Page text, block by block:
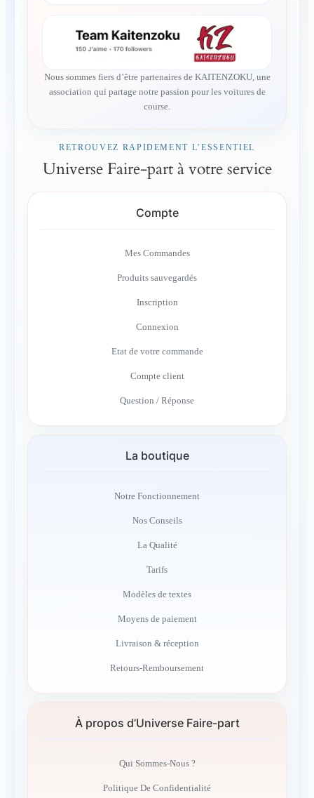
Nous sommes fiers d’être partenaires de KAITENZOKU, une
association qui partage notre passion pour les voitures de
course.
RETROUVEZ RAPIDEMENT L’ESSENTIEL
Universe Faire-part à votre service
Compte
Mes Commandes
Produits sauvegardés
Inscription
Connexion
Etat de votre commande
Compte client
Question / Réponse
La boutique
Notre Fonctionnement
Nos Conseils
La Qualité
Tarifs
Modèles de textes
Moyens de paiement
Livraison & réception
Retours-Remboursement
À propos d’Universe Faire-part
Qui Sommes-Nous ?
Politique De Confidentialité